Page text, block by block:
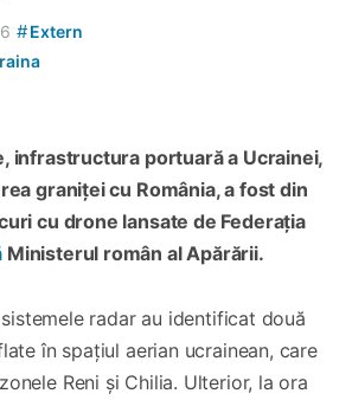
#Extern
infrastructura portuară a Ucrainei,
graniței cu România, a fost din
cu drone lansate de Federația
Ministerul român al Apărării.
radar au identificat două
în spațiul aerian ucrainean, care
Reni și Chilia. Ulterior, la ora